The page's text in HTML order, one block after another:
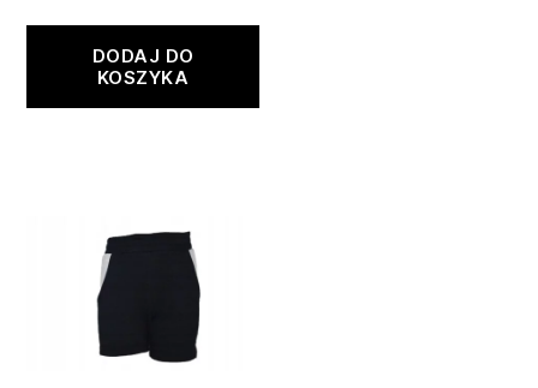
DODAJ DO
KOSZYKA